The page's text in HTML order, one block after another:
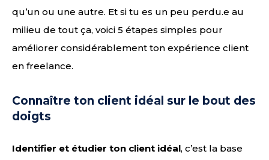
qu’un ou une autre. Et si tu es un peu perdu.e au
milieu de tout ça, voici 5 étapes simples pour
améliorer considérablement ton expérience client
en freelance.
Connaître ton client idéal sur le bout des
doigts
Identifier et étudier ton client idéal, c’est la base